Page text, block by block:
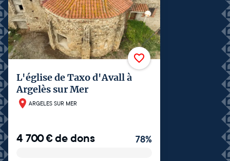
L'église de Taxo d'Avall à
Argelès sur Mer
ARGELES SUR MER
4 700€de dons 78%